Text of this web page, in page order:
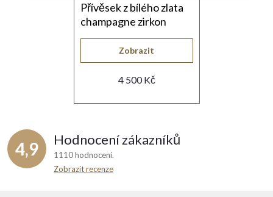
Přívěsek z bílého zlata
champagne zirkon
4 500 Kč
Zobrazit
4,9 Hodnocení zákazníků
1110 hodnocení
Zobrazit recenze